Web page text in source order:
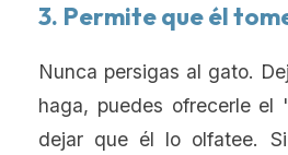
3. Permite que él
Nunca persigas al gato.
haga, puedes ofrecerle
dejar que él lo olfatee.